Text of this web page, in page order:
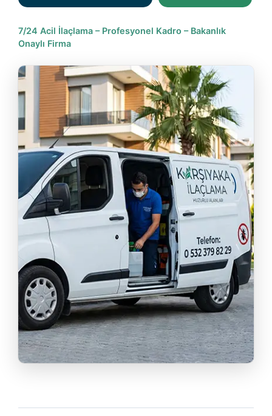
7/24 Acil İlaçlama – Profesyonel Kadro – Bakanlık
Onaylı Firma